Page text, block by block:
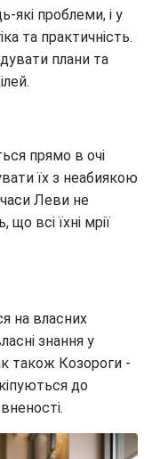
проблеми, і у
та практичність.
плани та
прямо в очі
їх з неабиякою
Леви не
всі їхні мрії
на власних
знання у
також Козороги -
до